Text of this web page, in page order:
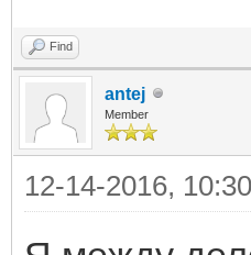
Find
antej
Member
12-14-2016,